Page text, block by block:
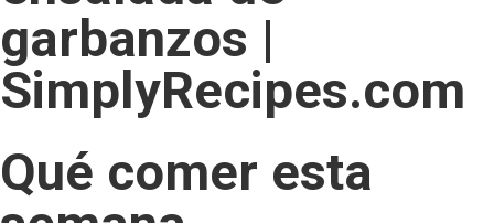
garbanzos |
SimplyRecipes.com
Qué comer esta